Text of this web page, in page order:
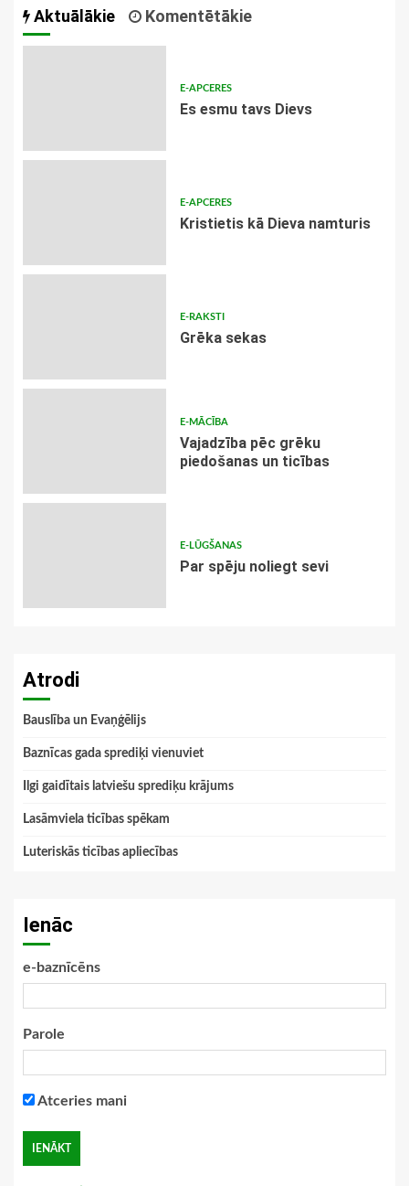
Aktuālākie Komentētākie
E-APCERES
Es esmu tavs Dievs
E-APCERES
Kristietis kā Dieva namturis
E-RAKSTI
Grēka sekas
E-MĀCĪBA
Vajadzība pēc grēku
piedošanas un ticības
E-LŪGŠANAS
Par spēju noliegt sevi
Atrodi
Bauslība un Evaņģēlijs
Baznīcas gada sprediķi vienuviet
Ilgi gaidītais latviešu sprediķu krājums
Lasāmviela ticības spēkam
Luteriskās ticības apliecības
Ienāc
e-baznīcēns
Parole
Atceries mani